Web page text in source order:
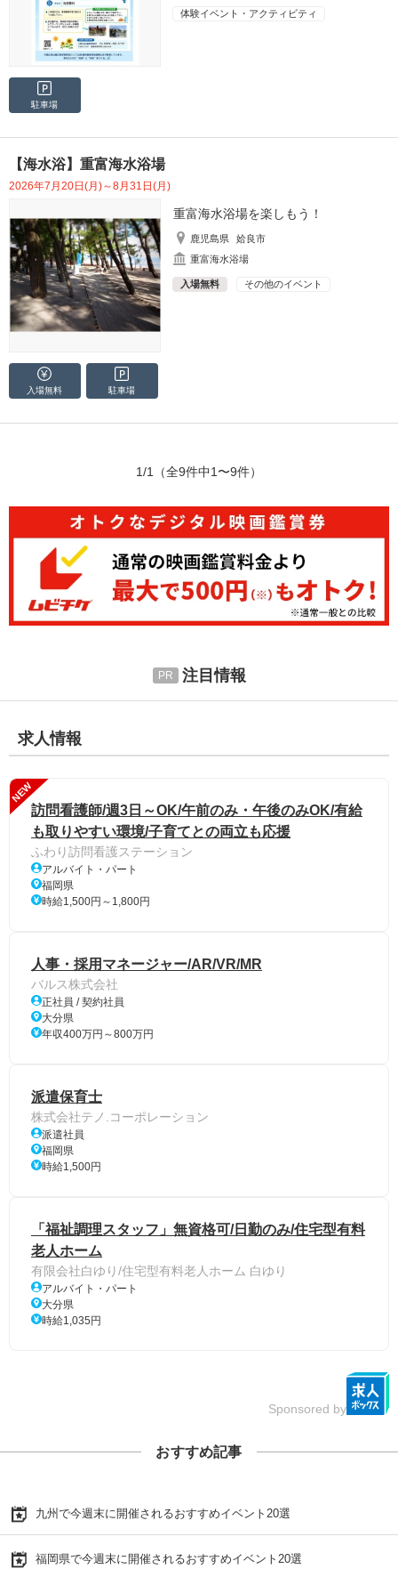
体験イベント・アクティビティ
駐車場
【海水浴】重富海水浴場
2026年7月20日(月)～8月31日(月)
重富海水浴場を楽しもう！
鹿児島県
姶良市
重富海水浴場
入場無料 その他のイベント
入場無料 駐車場
1/1 （全9件中1〜9件）
注目情報
求人情報
NEW
訪問看護師/週3日～OK/午前のみ・午後のみOK/有給
も取りやすい環境/子育てとの両立も応援
ふわり訪問看護ステーション
アルバイト・パート
福岡県
時給1,500円～1,800円
人事・採用マネージャー/AR/VR/MR
バルス株式会社
正社員 / 契約社員
大分県
年収400万円～800万円
派遣保育士
株式会社テノ.コーポレーション
派遣社員
福岡県
時給1,500円
「福祉調理スタッフ」無資格可/日勤のみ/住宅型有料
老人ホーム
有限会社白ゆり/住宅型有料老人ホーム 白ゆり
アルバイト・パート
大分県
時給1,035円
Sponsored by
おすすめ記事
九州で今週末に開催されるおすすめイベント20選
福岡県で今週末に開催されるおすすめイベント20選